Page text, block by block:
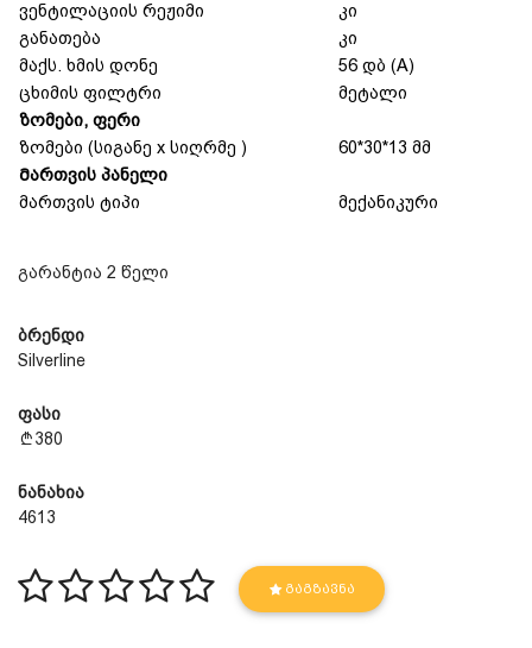
ვენტილაციის რეჟიმი
კი
განათება
კი
მაქს. ხმის დონე
56 დბ (A)
ცხიმის ფილტრი
მეტალი
ზომები, ფერი
ზომები (სიგანე x სიღრმე )
60*30*13 მმ
Მართვის პანელი
მართვის ტიპი
მექანიკური
გარანტია 2 წელი
ბრენდი
Silverline
ფასი
380
ნანახია
4613
ᲒᲐᲒᲖᲐᲕᲜᲐ